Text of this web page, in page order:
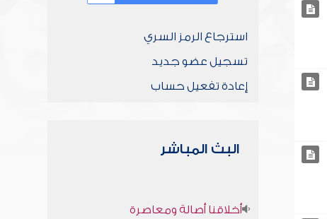
استرجاع الرمز السري
تسجيل عضو جديد
إعادة تفعيل حساب
البث المباشر
أخلاقنا أصالة ومعاصرة